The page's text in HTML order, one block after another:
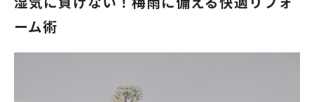
ーム術